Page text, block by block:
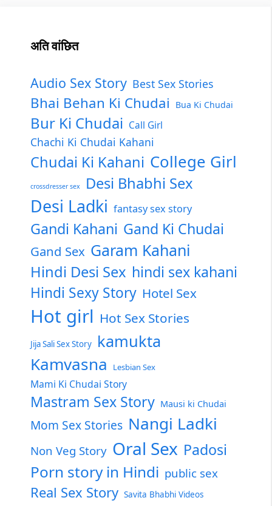
अति वांछित
Audio Sex Story Best Sex Stories
Bhai Behan Ki Chudai Bua Ki Chudai
Bur Ki Chudai Call Girl
Chachi Ki Chudai Kahani
Chudai Ki Kahani College Girl
crossdresser sex Desi Bhabhi Sex
Desi Ladki fantasy sex story
Gandi Kahani Gand Ki Chudai
Gand Sex Garam Kahani
Hindi Desi Sex hindi sex kahani
Hindi Sexy Story Hotel Sex
Hot girl Hot Sex Stories
Jija Sali Sex Story kamukta
Kamvasna Lesbian Sex
Mami Ki Chudai Story
Mastram Sex Story Mausi ki Chudai
Mom Sex Stories Nangi Ladki
Non Veg Story Oral Sex Padosi
Porn story in Hindi public sex
Real Sex Story Savita Bhabhi Videos